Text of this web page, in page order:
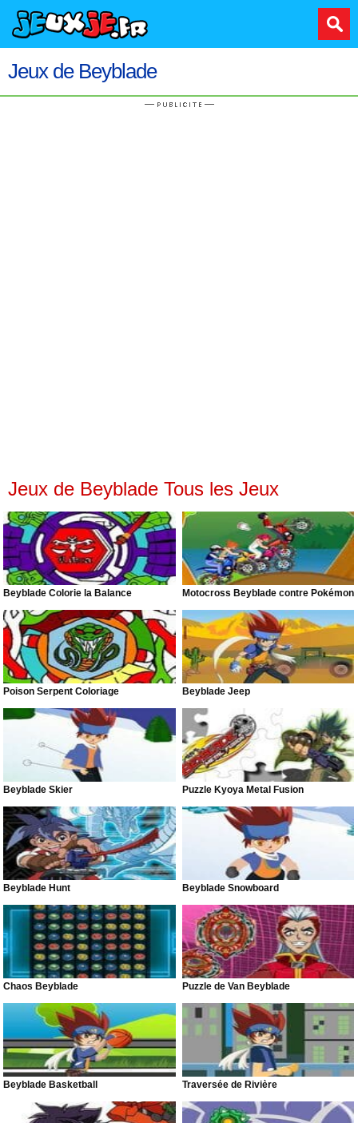
Jeux de Beyblade
Jeux de Beyblade Tous les Jeux
Beyblade Colorie la Balance Motocross Beyblade contre Pokémon
Poison Serpent Coloriage Beyblade Jeep
Beyblade Skier Puzzle Kyoya Metal Fusion
Beyblade Hunt Beyblade Snowboard
Chaos Beyblade Puzzle de Van Beyblade
Beyblade Basketball Traversée de Rivière